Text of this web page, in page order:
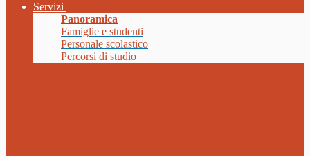
Servizi
Panoramica
Famiglie e studenti
Personale scolastico
Percorsi di studio